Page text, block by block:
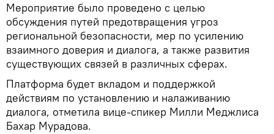
Мероприятие было проведено с целью
обсуждения путей предотвращения угроз
региональной безопасности, мер по усилению
взаимного доверия и диалога, а также развития
существующих связей в различных сферах.
Платформа будет вкладом и поддержкой
действиям по установлению и налаживанию
диалога, отметила вице-спикер Милли Меджлиса
Бахар Мурадова.